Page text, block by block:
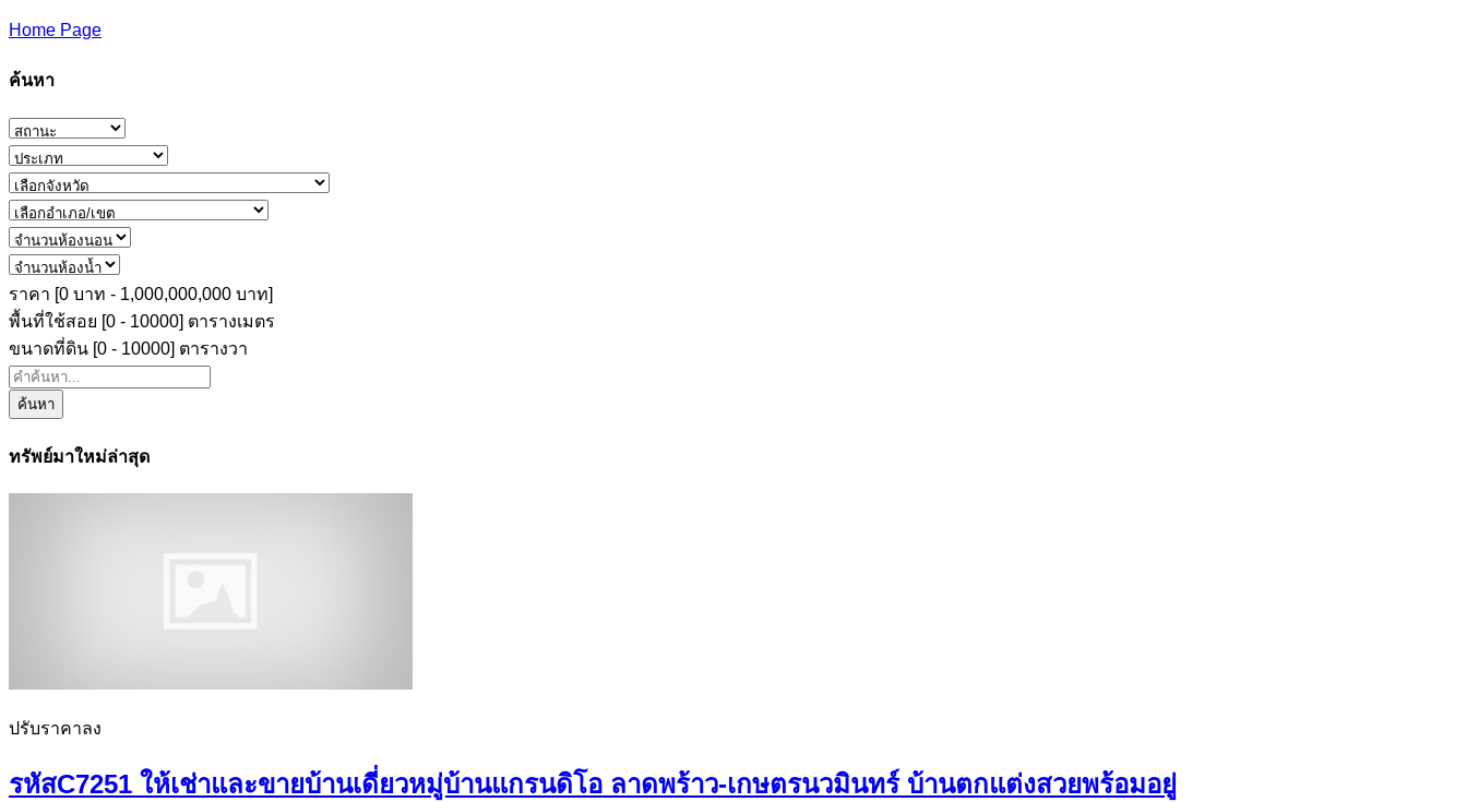
Home Page
ค้นหา
ราคา [0 บาท - 1,000,000,000 บาท]
พื้นที่ใช้สอย [0 - 10000] ตารางเมตร
ขนาดที่ดิน [0 - 10000] ตารางวา
ค้นหา
ทรัพย์มาใหม่ล่าสุด
ปรับราคาลง
รหัสC7251 ให้เช่าและขายบ้านเดี่ยวหมู่บ้านแกรนดิโอ ลาดพร้าว-เกษตรนวมินทร์ บ้านตกแต่งสวยพร้อมอยู่